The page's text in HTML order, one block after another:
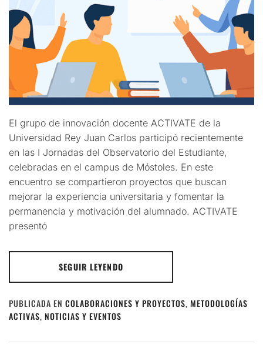
El grupo de innovación docente ACTIVATE de la
Universidad Rey Juan Carlos participó recientemente
en las I Jornadas del Observatorio del Estudiante,
celebradas en el campus de Móstoles. En este
encuentro se compartieron proyectos que buscan
mejorar la experiencia universitaria y fomentar la
permanencia y motivación del alumnado. ACTIVATE
presentó
SEGUIR LEYENDO
PUBLICADA EN COLABORACIONES Y PROYECTOS, METODOLOGÍAS
ACTIVAS, NOTICIAS Y EVENTOS